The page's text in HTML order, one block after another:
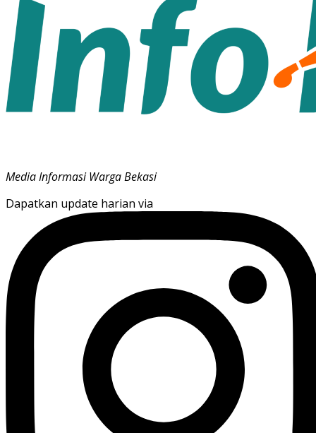
Media Informasi Warga Bekasi
Dapatkan update harian via